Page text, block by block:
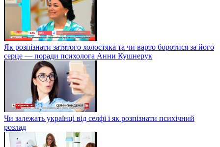
Як розпізнати затятого холостяка та чи варто боротися за його
серце — поради психолога Анни Кушнерук
Чи залежать українці від селфі і як розпізнати психічний
розлад